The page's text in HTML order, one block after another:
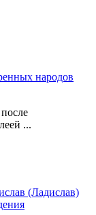
народов
...
(Ладислав)